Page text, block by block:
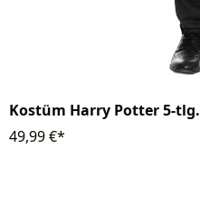
Kostüm Harry Potter 5-tlg.
49,99 €*